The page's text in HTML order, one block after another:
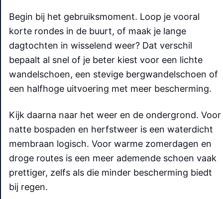
Begin bij het gebruiksmoment. Loop je vooral
korte rondes in de buurt, of maak je lange
dagtochten in wisselend weer? Dat verschil
bepaalt al snel of je beter kiest voor een lichte
wandelschoen, een stevige bergwandelschoen of
een halfhoge uitvoering met meer bescherming.
Kijk daarna naar het weer en de ondergrond. Voor
natte bospaden en herfstweer is een waterdicht
membraan logisch. Voor warme zomerdagen en
droge routes is een meer ademende schoen vaak
prettiger, zelfs als die minder bescherming biedt
bij regen.